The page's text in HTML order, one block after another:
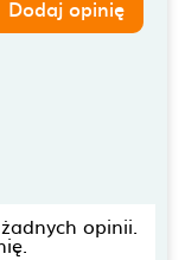
Dodaj opinię
opinii.